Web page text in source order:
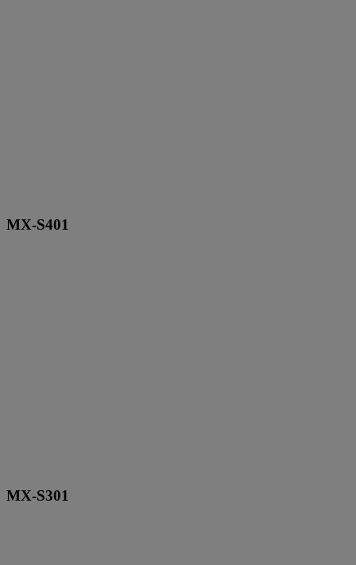
MX-S401
MX-S301